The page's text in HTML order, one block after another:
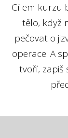
Cílem kurzu
tělo, když
pečovat o
operace. A
tvoří, zapiš